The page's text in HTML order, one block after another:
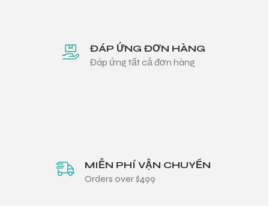
ĐÁP ỨNG ĐƠN HÀNG
Đáp ứng tất cả đơn hàng
MIỄN PHÍ VẬN CHUYỂN
Orders over $499